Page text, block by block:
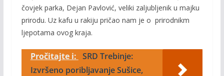
čovjek parka, Dejan Pavlović, veliki zaljubljenik u majku
prirodu. Uz kafu u rakiju pričao nam je o prirodnikm
ljepotama ovog kraja.
Pročitajte i: SRD Trebinje:
Izvršeno poribljavanje Sušice,